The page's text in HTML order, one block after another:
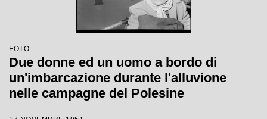
FOTO
Due donne ed un uomo a bordo di
un'imbarcazione durante l'alluvione
nelle campagne del Polesine